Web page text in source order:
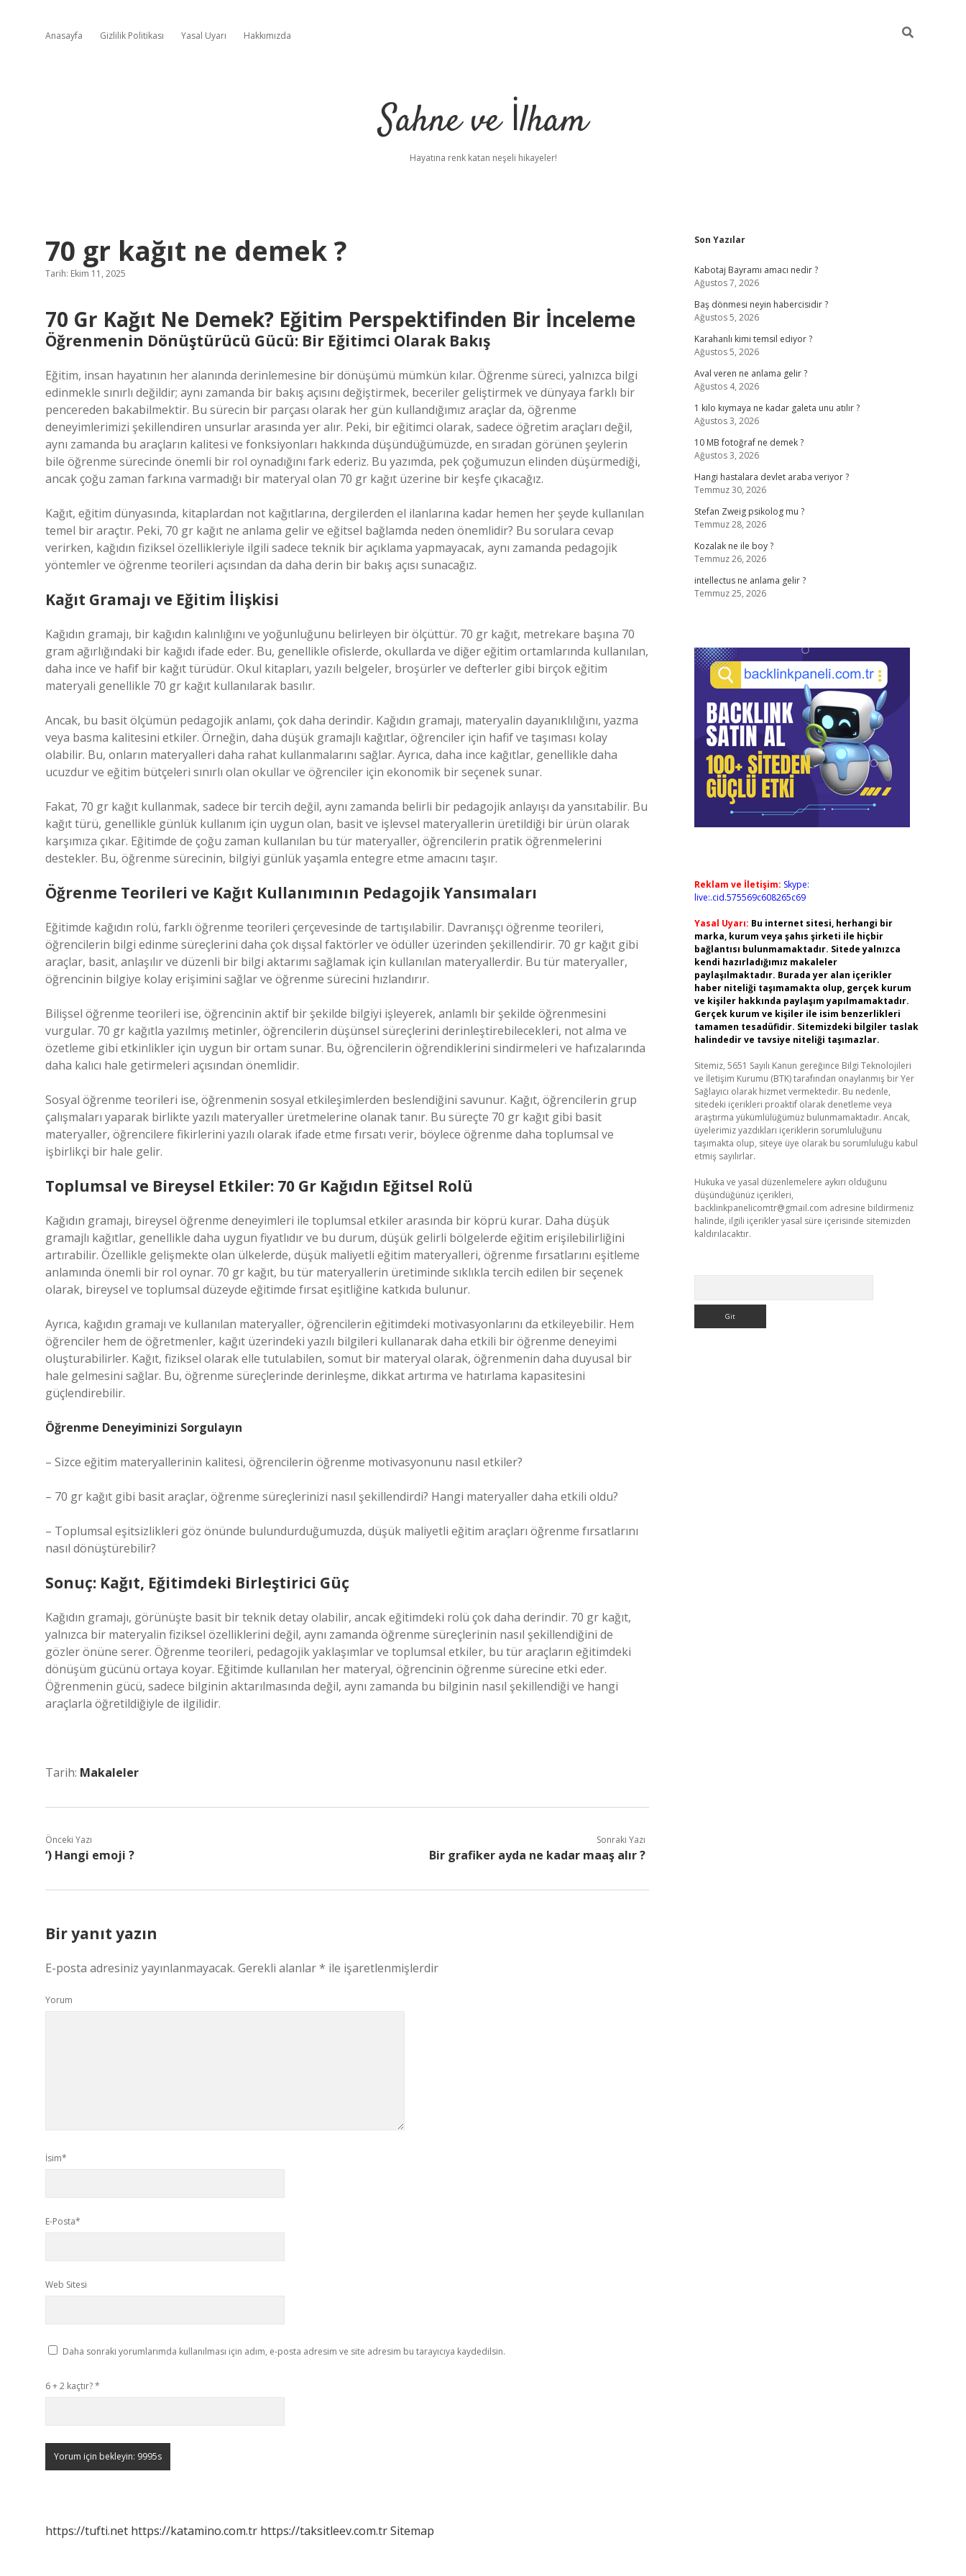
Anasayfa Gizlilik Politikası Yasal Uyarı Hakkımızda
Sahne ve İlham
Hayatına renk katan neşeli hikayeler!
70 gr kağıt ne demek ?
Tarih: Ekim 11, 2025
70 Gr Kağıt Ne Demek? Eğitim Perspektifinden Bir İnceleme
Öğrenmenin Dönüştürücü Gücü: Bir Eğitimci Olarak Bakış
Eğitim, insan hayatının her alanında derinlemesine bir dönüşümü mümkün kılar. Öğrenme süreci, yalnızca bilgi
edinmekle sınırlı değildir; aynı zamanda bir bakış açısını değiştirmek, beceriler geliştirmek ve dünyaya farklı bir
pencereden bakabilmektir. Bu sürecin bir parçası olarak her gün kullandığımız araçlar da, öğrenme
deneyimlerimizi şekillendiren unsurlar arasında yer alır. Peki, bir eğitimci olarak, sadece öğretim araçları değil,
aynı zamanda bu araçların kalitesi ve fonksiyonları hakkında düşündüğümüzde, en sıradan görünen şeylerin
bile öğrenme sürecinde önemli bir rol oynadığını fark ederiz. Bu yazımda, pek çoğumuzun elinden düşürmediği,
ancak çoğu zaman farkına varmadığı bir materyal olan 70 gr kağıt üzerine bir keşfe çıkacağız.
Kağıt, eğitim dünyasında, kitaplardan not kağıtlarına, dergilerden el ilanlarına kadar hemen her şeyde kullanılan
temel bir araçtır. Peki, 70 gr kağıt ne anlama gelir ve eğitsel bağlamda neden önemlidir? Bu sorulara cevap
verirken, kağıdın fiziksel özellikleriyle ilgili sadece teknik bir açıklama yapmayacak, aynı zamanda pedagojik
yöntemler ve öğrenme teorileri açısından da daha derin bir bakış açısı sunacağız.
Kağıt Gramajı ve Eğitim İlişkisi
Kağıdın gramajı, bir kağıdın kalınlığını ve yoğunluğunu belirleyen bir ölçüttür. 70 gr kağıt, metrekare başına 70
gram ağırlığındaki bir kağıdı ifade eder. Bu, genellikle ofislerde, okullarda ve diğer eğitim ortamlarında kullanılan,
daha ince ve hafif bir kağıt türüdür. Okul kitapları, yazılı belgeler, broşürler ve defterler gibi birçok eğitim
materyali genellikle 70 gr kağıt kullanılarak basılır.
Ancak, bu basit ölçümün pedagojik anlamı, çok daha derindir. Kağıdın gramajı, materyalin dayanıklılığını, yazma
veya basma kalitesini etkiler. Örneğin, daha düşük gramajlı kağıtlar, öğrenciler için hafif ve taşıması kolay
olabilir. Bu, onların materyalleri daha rahat kullanmalarını sağlar. Ayrıca, daha ince kağıtlar, genellikle daha
ucuzdur ve eğitim bütçeleri sınırlı olan okullar ve öğrenciler için ekonomik bir seçenek sunar.
Fakat, 70 gr kağıt kullanmak, sadece bir tercih değil, aynı zamanda belirli bir pedagojik anlayışı da yansıtabilir. Bu
kağıt türü, genellikle günlük kullanım için uygun olan, basit ve işlevsel materyallerin üretildiği bir ürün olarak
karşımıza çıkar. Eğitimde de çoğu zaman kullanılan bu tür materyaller, öğrencilerin pratik öğrenmelerini
destekler. Bu, öğrenme sürecinin, bilgiyi günlük yaşamla entegre etme amacını taşır.
Öğrenme Teorileri ve Kağıt Kullanımının Pedagojik Yansımaları
Eğitimde kağıdın rolü, farklı öğrenme teorileri çerçevesinde de tartışılabilir. Davranışçı öğrenme teorileri,
öğrencilerin bilgi edinme süreçlerini daha çok dışsal faktörler ve ödüller üzerinden şekillendirir. 70 gr kağıt gibi
araçlar, basit, anlaşılır ve düzenli bir bilgi aktarımı sağlamak için kullanılan materyallerdir. Bu tür materyaller,
öğrencinin bilgiye kolay erişimini sağlar ve öğrenme sürecini hızlandırır.
Bilişsel öğrenme teorileri ise, öğrencinin aktif bir şekilde bilgiyi işleyerek, anlamlı bir şekilde öğrenmesini
vurgular. 70 gr kağıtla yazılmış metinler, öğrencilerin düşünsel süreçlerini derinleştirebilecekleri, not alma ve
özetleme gibi etkinlikler için uygun bir ortam sunar. Bu, öğrencilerin öğrendiklerini sindirmeleri ve hafızalarında
daha kalıcı hale getirmeleri açısından önemlidir.
Sosyal öğrenme teorileri ise, öğrenmenin sosyal etkileşimlerden beslendiğini savunur. Kağıt, öğrencilerin grup
çalışmaları yaparak birlikte yazılı materyaller üretmelerine olanak tanır. Bu süreçte 70 gr kağıt gibi basit
materyaller, öğrencilere fikirlerini yazılı olarak ifade etme fırsatı verir, böylece öğrenme daha toplumsal ve
işbirlikçi bir hale gelir.
Toplumsal ve Bireysel Etkiler: 70 Gr Kağıdın Eğitsel Rolü
Kağıdın gramajı, bireysel öğrenme deneyimleri ile toplumsal etkiler arasında bir köprü kurar. Daha düşük
gramajlı kağıtlar, genellikle daha uygun fiyatlıdır ve bu durum, düşük gelirli bölgelerde eğitim erişilebilirliğini
artırabilir. Özellikle gelişmekte olan ülkelerde, düşük maliyetli eğitim materyalleri, öğrenme fırsatlarını eşitleme
anlamında önemli bir rol oynar. 70 gr kağıt, bu tür materyallerin üretiminde sıklıkla tercih edilen bir seçenek
olarak, bireysel ve toplumsal düzeyde eğitimde fırsat eşitliğine katkıda bulunur.
Ayrıca, kağıdın gramajı ve kullanılan materyaller, öğrencilerin eğitimdeki motivasyonlarını da etkileyebilir. Hem
öğrenciler hem de öğretmenler, kağıt üzerindeki yazılı bilgileri kullanarak daha etkili bir öğrenme deneyimi
oluşturabilirler. Kağıt, fiziksel olarak elle tutulabilen, somut bir materyal olarak, öğrenmenin daha duyusal bir
hale gelmesini sağlar. Bu, öğrenme süreçlerinde derinleşme, dikkat artırma ve hatırlama kapasitesini
güçlendirebilir.
Öğrenme Deneyiminizi Sorgulayın
– Sizce eğitim materyallerinin kalitesi, öğrencilerin öğrenme motivasyonunu nasıl etkiler?
– 70 gr kağıt gibi basit araçlar, öğrenme süreçlerinizi nasıl şekillendirdi? Hangi materyaller daha etkili oldu?
– Toplumsal eşitsizlikleri göz önünde bulundurduğumuzda, düşük maliyetli eğitim araçları öğrenme fırsatlarını
nasıl dönüştürebilir?
Sonuç: Kağıt, Eğitimdeki Birleştirici Güç
Kağıdın gramajı, görünüşte basit bir teknik detay olabilir, ancak eğitimdeki rolü çok daha derindir. 70 gr kağıt,
yalnızca bir materyalin fiziksel özelliklerini değil, aynı zamanda öğrenme süreçlerinin nasıl şekillendiğini de
gözler önüne serer. Öğrenme teorileri, pedagojik yaklaşımlar ve toplumsal etkiler, bu tür araçların eğitimdeki
dönüşüm gücünü ortaya koyar. Eğitimde kullanılan her materyal, öğrencinin öğrenme sürecine etki eder.
Öğrenmenin gücü, sadece bilginin aktarılmasında değil, aynı zamanda bu bilginin nasıl şekillendiği ve hangi
araçlarla öğretildiğiyle de ilgilidir.
Tarih: Makaleler
Önceki Yazı
‘) Hangi emoji ?
Sonraki Yazı
Bir grafiker ayda ne kadar maaş alır ?
Bir yanıt yazın
E-posta adresiniz yayınlanmayacak. Gerekli alanlar* ile işaretlenmişlerdir
Yorum
İsim*
E-Posta*
Web Sitesi
Daha sonraki yorumlarımda kullanılması için adım, e-posta adresim ve site adresim bu tarayıcıya kaydedilsin.
6 + 2 kaçtır?*
https://tufti.net https://katamino.com.tr https://taksitleev.com.trSitemap
Sidebar
Son Yazılar
Kabotaj Bayramı amacı nedir ?
Ağustos 7, 2026
Baş dönmesi neyin habercisidir ?
Ağustos 5, 2026
Karahanlı kimi temsil ediyor ?
Ağustos 5, 2026
Aval veren ne anlama gelir ?
Ağustos 4, 2026
1 kilo kıymaya ne kadar galeta unu atılır ?
Ağustos 3, 2026
10 MB fotoğraf ne demek ?
Ağustos 3, 2026
Hangi hastalara devlet araba veriyor ?
Temmuz 30, 2026
Stefan Zweig psikolog mu ?
Temmuz 28, 2026
Kozalak ne ile boy ?
Temmuz 26, 2026
intellectus ne anlama gelir ?
Temmuz 25, 2026
Reklam ve İletişim: Skype:
live:.cid.575569c608265c69
Yasal Uyarı: Bu internet sitesi, herhangi bir
marka, kurum veya şahıs şirketi ile hiçbir
bağlantısı bulunmamaktadır. Sitede yalnızca
kendi hazırladığımız makaleler
paylaşılmaktadır. Burada yer alan içerikler
haber niteliği taşımamakta olup, gerçek kurum
ve kişiler hakkında paylaşım yapılmamaktadır.
Gerçek kurum ve kişiler ile isim benzerlikleri
tamamen tesadüfidir. Sitemizdeki bilgiler taslak
halindedir ve tavsiye niteliği taşımazlar.
Sitemiz, 5651 Sayılı Kanun gereğince Bilgi Teknolojileri
ve İletişim Kurumu (BTK) tarafından onaylanmış bir Yer
Sağlayıcı olarak hizmet vermektedir. Bu nedenle,
sitedeki içerikleri proaktif olarak denetleme veya
araştırma yükümlülüğümüz bulunmamaktadır. Ancak,
üyelerimiz yazdıkları içeriklerin sorumluluğunu
taşımakta olup, siteye üye olarak bu sorumluluğu kabul
etmiş sayılırlar.
Hukuka ve yasal düzenlemelere aykırı olduğunu
düşündüğünüz içerikleri,
backlinkpanelicomtr@gmail.com adresine bildirmeniz
halinde, ilgili içerikler yasal süre içerisinde sitemizden
kaldırılacaktır.
vd casino girişvdcasino